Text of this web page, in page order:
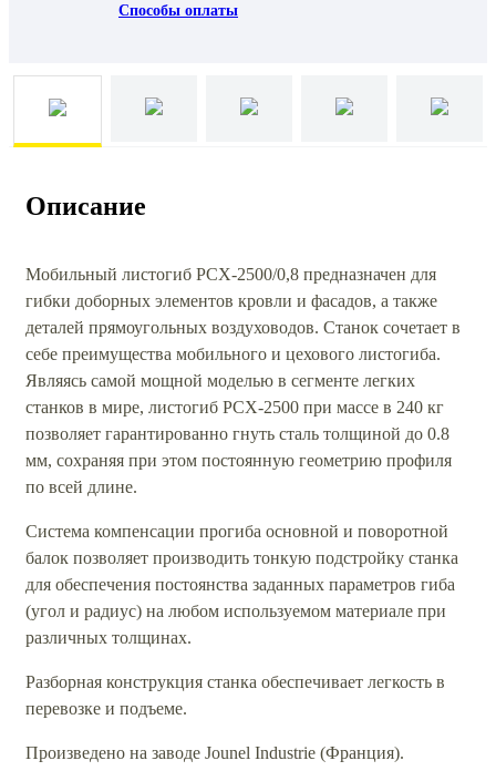
Способы оплаты
Описание
Мобильный листогиб РСХ-2500/0,8 предназначен для
гибки доборных элементов кровли и фасадов, а также
деталей прямоугольных воздуховодов. Станок сочетает в
себе преимущества мобильного и цехового листогиба.
Являясь самой мощной моделью в сегменте легких
станков в мире, листогиб РСХ-2500 при массе в 240 кг
позволяет гарантированно гнуть сталь толщиной до 0.8
мм, сохраняя при этом постоянную геометрию профиля
по всей длине.
Система компенсации прогиба основной и поворотной
балок позволяет производить тонкую подстройку станка
для обеспечения постоянства заданных параметров гиба
(угол и радиус) на любом используемом материале при
различных толщинах.
Разборная конструкция станка обеспечивает легкость в
перевозке и подъеме.
Произведено на заводе Jounel Industrie (Франция).